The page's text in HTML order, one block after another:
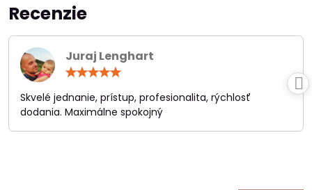
Recenzie
Juraj Lenghart
/
5
Skvelé jednanie, prístup, profesionalita, rýchlosť
dodania. Maximálne spokojný